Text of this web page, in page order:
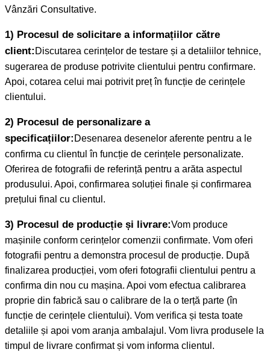
Vânzări Consultative.
1) Procesul de solicitare a informațiilor către
client: Discutarea cerințelor de testare și a detaliilor tehnice,
sugerarea de produse potrivite clientului pentru confirmare.
Apoi, cotarea celui mai potrivit preț în funcție de cerințele
clientului.
2) Procesul de personalizare a
specificațiilor: Desenarea desenelor aferente pentru a le
confirma cu clientul în funcție de cerințele personalizate.
Oferirea de fotografii de referință pentru a arăta aspectul
produsului. Apoi, confirmarea soluției finale și confirmarea
prețului final cu clientul.
3) Procesul de producție și livrare:Vom produce
mașinile conform cerințelor comenzii confirmate. Vom oferi
fotografii pentru a demonstra procesul de producție. După
finalizarea producției, vom oferi fotografii clientului pentru a
confirma din nou cu mașina. Apoi vom efectua calibrarea
proprie din fabrică sau o calibrare de la o terță parte (în
funcție de cerințele clientului). Vom verifica și testa toate
detaliile și apoi vom aranja ambalajul. Vom livra produsele la
timpul de livrare confirmat și vom informa clientul.